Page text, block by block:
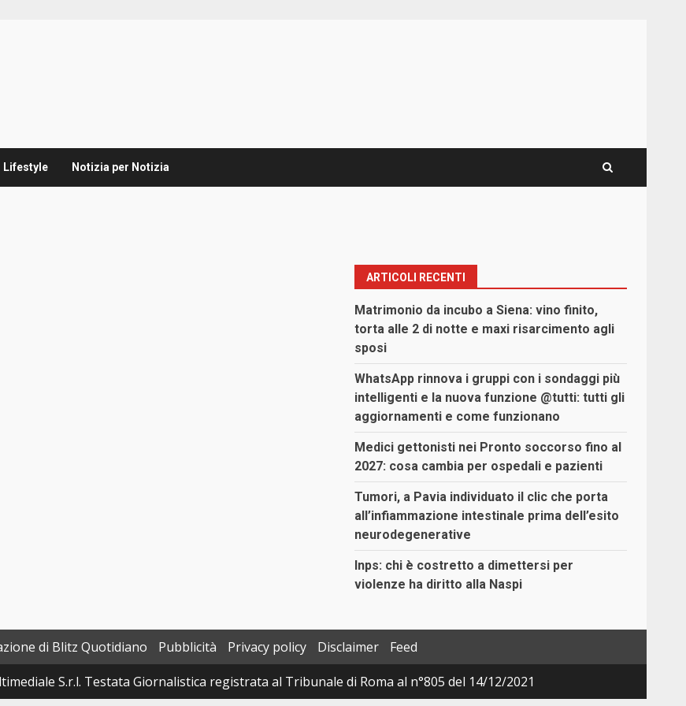
Lifestyle Notizia per Notizia
ARTICOLI RECENTI
Matrimonio da incubo a Siena: vino finito,
torta alle 2 di notte e maxi risarcimento agli
sposi
WhatsApp rinnova i gruppi con i sondaggi più
intelligenti e la nuova funzione @tutti: tutti gli
aggiornamenti e come funzionano
Medici gettonisti nei Pronto soccorso fino al
2027: cosa cambia per ospedali e pazienti
Tumori, a Pavia individuato il clic che porta
all’infiammazione intestinale prima dell’esito
neurodegenerative
Inps: chi è costretto a dimettersi per
violenze ha diritto alla Naspi
di Blitz Quotidiano Pubblicità Privacy policy Disclaimer
Feed
S.r.l. Testata Giornalistica registrata al Tribunale di Roma al n°805 del 14/12/2021